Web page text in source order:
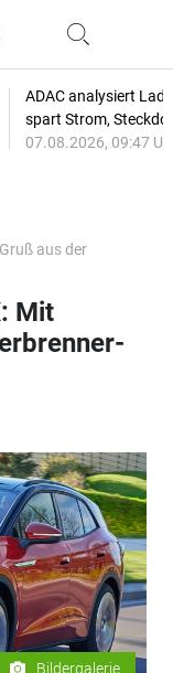
ADAC analysiert
spart Strom,
07.08.2026, 09:47
aus der
Mit
Bildergalerie